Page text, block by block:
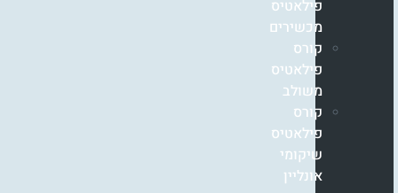
פילאטיס
מכשירים
קורס
פילאטיס
משולב
קורס
פילאטיס
שיקומי
אונליין